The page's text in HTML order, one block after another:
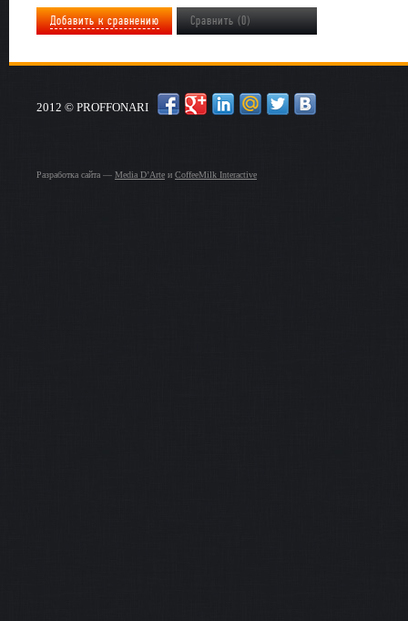
Добавить к сравнению Сравнить (0)
2012 © PROFFONARI
Разработка сайта — Media D’Arte и CoffeeMilk Interactive